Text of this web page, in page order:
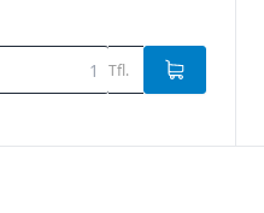
Tfl.